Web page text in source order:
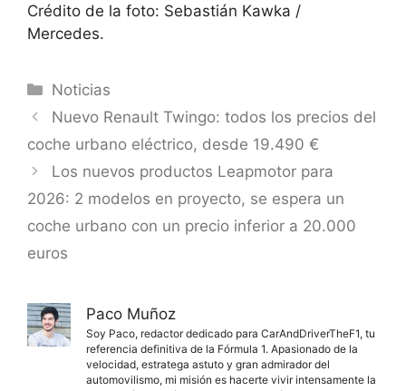
Crédito de la foto: Sebastián Kawka /
Mercedes.
Categorías
Noticias
Nuevo Renault Twingo: todos los precios del
coche urbano eléctrico, desde 19.490 €
Los nuevos productos Leapmotor para
2026: 2 modelos en proyecto, se espera un
coche urbano con un precio inferior a 20.000
euros
Paco Muñoz
Soy Paco, redactor dedicado para CarAndDriverTheF1, tu
referencia definitiva de la Fórmula 1. Apasionado de la
velocidad, estratega astuto y gran admirador del
automovilismo, mi misión es hacerte vivir intensamente la